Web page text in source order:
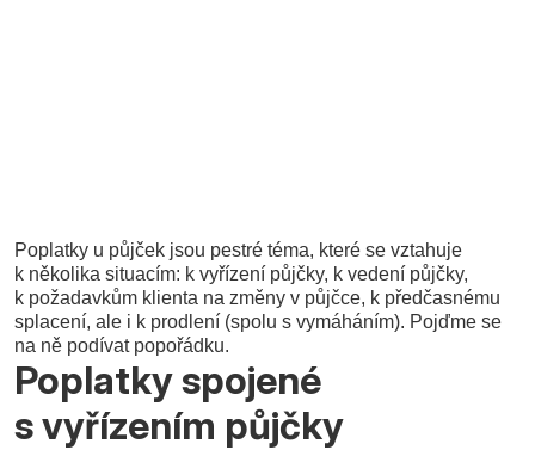
Poplatky u půjček jsou pestré téma, které se vztahuje
k několika situacím: k vyřízení půjčky, k vedení půjčky,
k požadavkům klienta na změny v půjčce, k předčasnému
splacení, ale i k prodlení (spolu s vymáháním). Pojďme se
na ně podívat popořádku.
Poplatky spojené
s vyřízením půjčky